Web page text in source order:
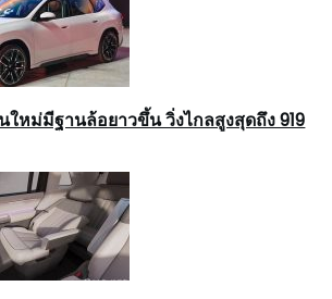
ใหม่มีฐานล้อยาวขึ้น วิ่งไกลสูงสุดถึง 919